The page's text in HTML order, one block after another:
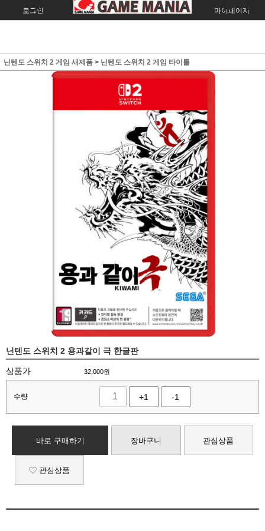
로그인 회원가입 주문조회 마이페이지
닌텐도 스위치 2 게임 새제품 > 닌텐도 스위치 2 게임 타이틀
닌텐도 스위치 2 용과같이 극 한글판
상품가 32,000원
수량 +1 -1
바로 구매하기 장바구니 관심상품
관심상품